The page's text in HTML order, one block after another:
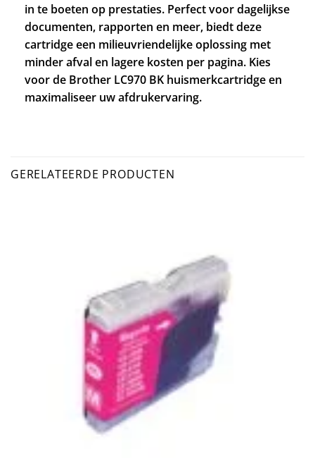
in te boeten op prestaties. Perfect voor dagelijkse
documenten, rapporten en meer, biedt deze
cartridge een milieuvriendelijke oplossing met
minder afval en lagere kosten per pagina. Kies
voor de Brother LC970 BK huismerkcartridge en
maximaliseer uw afdrukervaring.
GERELATEERDE PRODUCTEN